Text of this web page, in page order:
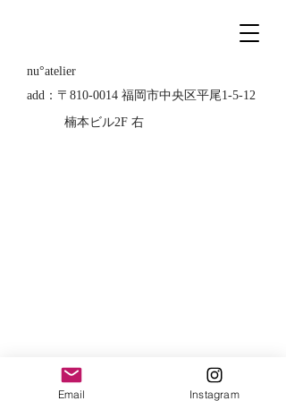
nu°atelier
add：〒810-0014 福岡市中央区平尾1-5-12
楠本ビル2F 右
Email Instagram